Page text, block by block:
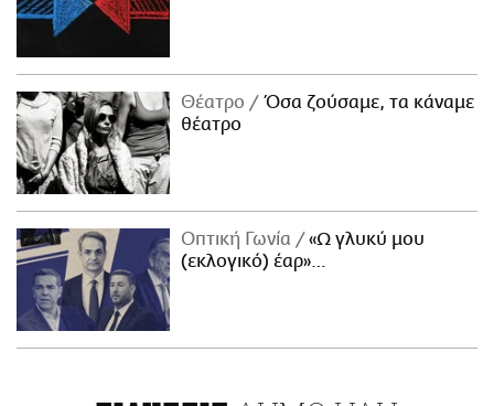
Θέατρο
Όσα ζούσαμε, τα κάναμε
θέατρο
Οπτική Γωνία
«Ω γλυκύ μου
(εκλογικό) έαρ»…